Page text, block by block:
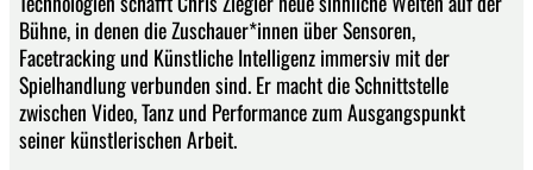
Bühne, in denen die Zuschauer*innen über Sensoren,
Facetracking und Künstliche Intelligenz immersiv mit der
Spielhandlung verbunden sind. Er macht die Schnittstelle
zwischen Video, Tanz und Performance zum Ausgangspunkt
seiner künstlerischen Arbeit.